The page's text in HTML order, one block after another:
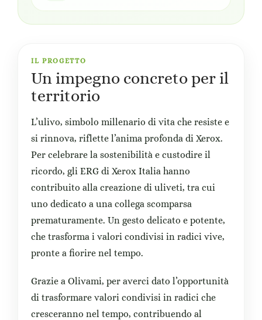
IL PROGETTO
Un impegno concreto per il
territorio
L’ulivo, simbolo millenario di vita che resiste e
si rinnova, riflette l’anima profonda di Xerox.
Per celebrare la sostenibilità e custodire il
ricordo, gli ERG di Xerox Italia hanno
contribuito alla creazione di uliveti, tra cui
uno dedicato a una collega scomparsa
prematuramente. Un gesto delicato e potente,
che trasforma i valori condivisi in radici vive,
pronte a fiorire nel tempo.
Grazie a Olivami, per averci dato l’opportunità
di trasformare valori condivisi in radici che
cresceranno nel tempo, contribuendo al